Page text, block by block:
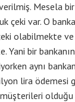
Mesela
çeki var. O
olabilmekte ve
Yani bir
aynı
lira ödemesi